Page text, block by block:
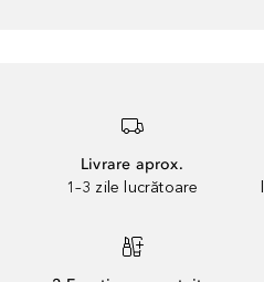
Livrare aprox.
1–3 zile lucrătoare